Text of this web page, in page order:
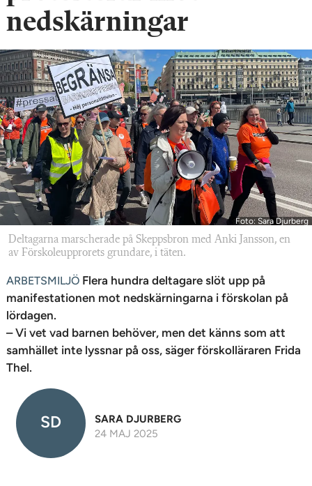
nedskärningar
Foto: Sara Djurberg
Deltagarna marscherade på Skeppsbron med Anki Jansson, en
av Förskoleupprorets grundare, i täten.
ARBETSMILJÖ Flera hundra deltagare slöt upp på
manifestationen mot nedskärningarna i förskolan på
lördagen.
– Vi vet vad barnen behöver, men det känns som att
samhället inte lyssnar på oss, säger förskolläraren Frida
Thel.
SD
SARA DJURBERG
24 MAJ 2025